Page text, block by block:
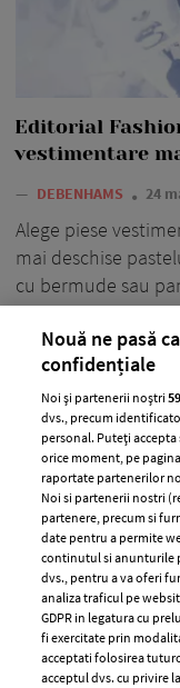
Editorial
vestimentare
— DEBENHAMS 24
Alege piese
mai deschise
cu bermude sau
pretioase. Fashion
Margescu.
+ MAI MULTE
Nouă ne pasă
confidențiale
Noi și partenerii noștri
dvs., precum
personal. Puteți accepta
orice moment, pe
raportate partenerilor
Noi si partenerii nostri
partenere, precum si
date pentru a permite
continutul si anunturile
dvs., pentru a va oferi
analiza traficul pe
GDPR in legatura cu
fi exercitate prin
acceptati folosirea
acceptul dvs. cu privire